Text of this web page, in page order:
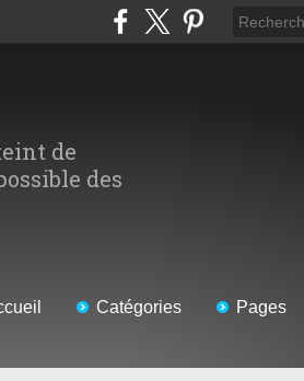
de
des
Catégories Pages